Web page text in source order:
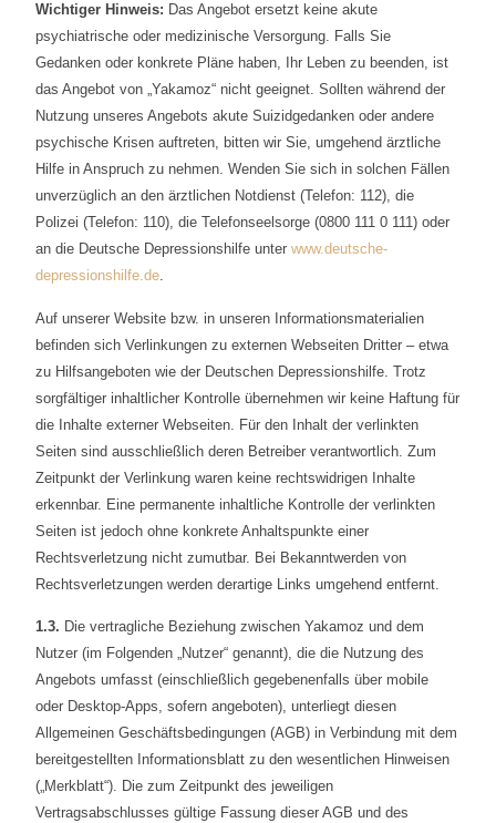
Wichtiger Hinweis: Das Angebot ersetzt keine akute
psychiatrische oder medizinische Versorgung. Falls Sie
Gedanken oder konkrete Pläne haben, Ihr Leben zu beenden, ist
das Angebot von „Yakamoz“ nicht geeignet. Sollten während der
Nutzung unseres Angebots akute Suizidgedanken oder andere
psychische Krisen auftreten, bitten wir Sie, umgehend ärztliche
Hilfe in Anspruch zu nehmen. Wenden Sie sich in solchen Fällen
unverzüglich an den ärztlichen Notdienst (Telefon: 112), die
Polizei (Telefon: 110), die Telefonseelsorge (0800 111 0 111) oder
an die Deutsche Depressionshilfe unterwww.deutsche-
depressionshilfe.de.
Auf unserer Website bzw. in unseren Informationsmaterialien
befinden sich Verlinkungen zu externen Webseiten Dritter – etwa
zu Hilfsangeboten wie der Deutschen Depressionshilfe. Trotz
sorgfältiger inhaltlicher Kontrolle übernehmen wir keine Haftung für
die Inhalte externer Webseiten. Für den Inhalt der verlinkten
Seiten sind ausschließlich deren Betreiber verantwortlich. Zum
Zeitpunkt der Verlinkung waren keine rechtswidrigen Inhalte
erkennbar. Eine permanente inhaltliche Kontrolle der verlinkten
Seiten ist jedoch ohne konkrete Anhaltspunkte einer
Rechtsverletzung nicht zumutbar. Bei Bekanntwerden von
Rechtsverletzungen werden derartige Links umgehend entfernt.
1.3. Die vertragliche Beziehung zwischen Yakamoz und dem
Nutzer (im Folgenden „Nutzer“ genannt), die die Nutzung des
Angebots umfasst (einschließlich gegebenenfalls über mobile
oder Desktop-Apps, sofern angeboten), unterliegt diesen
Allgemeinen Geschäftsbedingungen (AGB) in Verbindung mit dem
bereitgestellten Informationsblatt zu den wesentlichen Hinweisen
(„Merkblatt“). Die zum Zeitpunkt des jeweiligen
Vertragsabschlusses gültige Fassung dieser AGB und des